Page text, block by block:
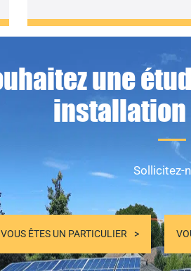
une
installation
Sollicitez-
VOUS ÊTES UN PARTICULIER